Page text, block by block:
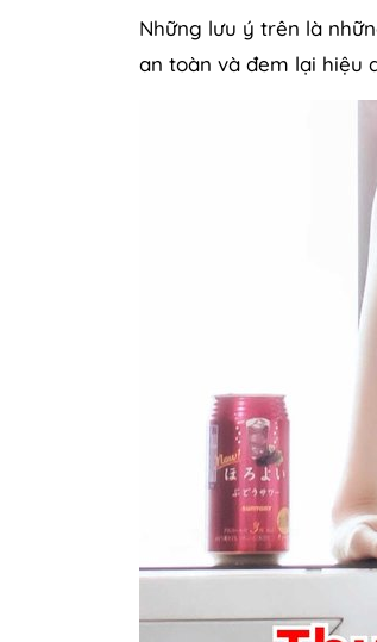
Những lưu ý trên là
an toàn và đem lại hiệu